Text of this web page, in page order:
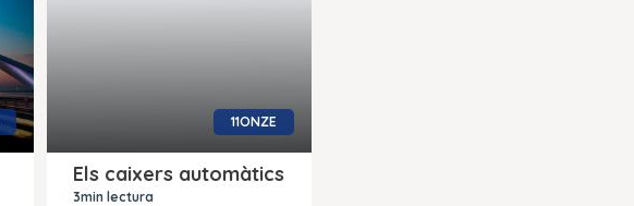
11ONZE
Els caixers automàtics
3min lectura